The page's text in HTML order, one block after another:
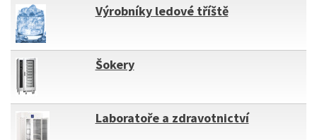
Výrobníky ledové tříště
Šokery
Laboratoře a zdravotnictví